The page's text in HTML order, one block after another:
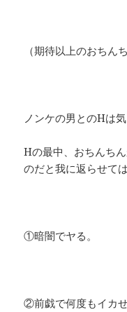
（期待以上のおちん
ノンケの男とのHは気
Hの最中、おちんち
のだと我に返らせて
①暗闇でヤる。
②前戯で何度もイカ